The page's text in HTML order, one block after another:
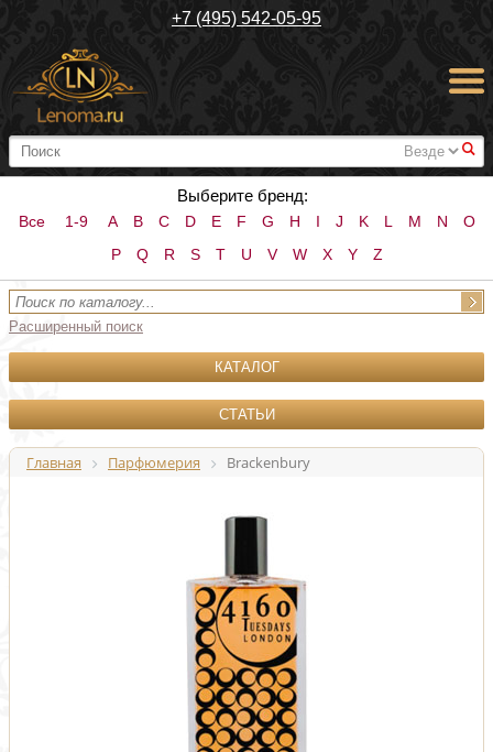
+7 (495) 542-05-95
#
Выберите бренд:
Все 1-9 A B C D E F G H I J K L M N
O
P
Q R S T U V W X Y Z
Расширенный поиск
КАТАЛОГ
СТАТЬИ
Главная Парфюмерия Brackenbury